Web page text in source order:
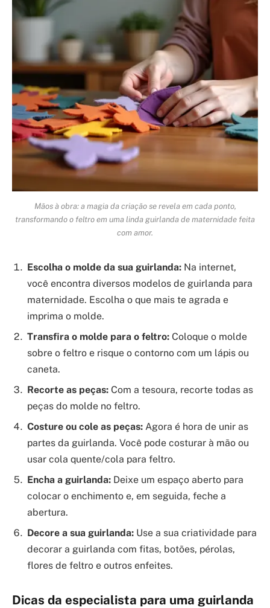
Mãos à obra: a magia da criação se revela em cada ponto,
transformando o feltro em uma linda guirlanda de maternidade feita
com amor.
Escolha o molde da sua guirlanda: Na internet,
você encontra diversos modelos de guirlanda para
maternidade. Escolha o que mais te agrada e
imprima o molde.
Transfira o molde para o feltro: Coloque o molde
sobre o feltro e risque o contorno com um lápis ou
caneta.
Recorte as peças: Com a tesoura, recorte todas as
peças do molde no feltro.
Costure ou cole as peças: Agora é hora de unir as
partes da guirlanda. Você pode costurar à mão ou
usar cola quente/cola para feltro.
Encha a guirlanda: Deixe um espaço aberto para
colocar o enchimento e, em seguida, feche a
abertura.
Decore a sua guirlanda: Use a sua criatividade para
decorar a guirlanda com fitas, botões, pérolas,
flores de feltro e outros enfeites.
Dicas da especialista para uma guirlanda